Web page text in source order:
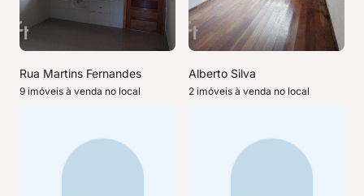
Rua Martins Fernandes
9 imóveis à venda no local
Alberto Silva
2 imóveis à venda no local